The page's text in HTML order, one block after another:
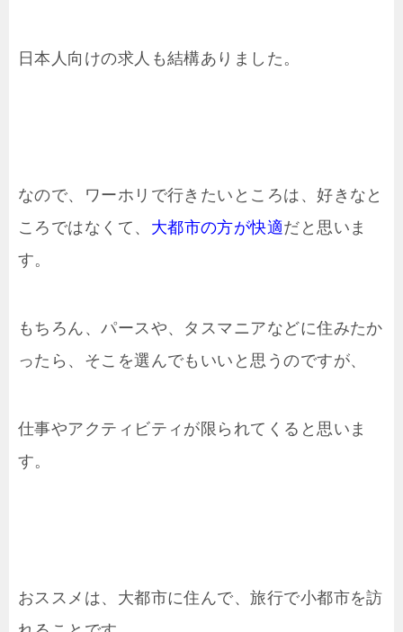
日本人向けの求人も結構ありました。
なので、ワーホリで行きたいところは、好きなと
ころではなくて、 大都市の方が快適だと思いま
す。
もちろん、パースや、タスマニアなどに住みたか
ったら、そこを選んでもいいと思うのですが、
仕事やアクティビティが限られてくると思いま
す。
おススメは、大都市に住んで、旅行で小都市を訪